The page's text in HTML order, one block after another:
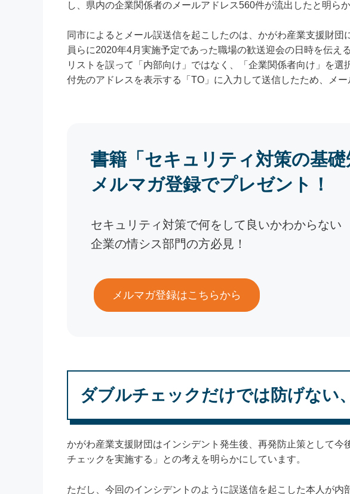
し、県内の企業関係者のメールアドレス560件が流出したと明らか
同市によるとメール誤送信を起こしたのは、かがわ産業支援財
員らに2020年4月実施予定であった職場の歓送迎会の日時を伝え
リストを誤って「内部向け」ではなく、「企業関係者向け」を
付先のアドレスを表示する「TO」に入力して送信したため、メ
書籍「セキュリティ対策の基礎
メルマガ登録でプレゼント！
セキュリティ対策で何をして良いかわからない
企業の情シス部門の方必見！
メルマガ登録はこちらから
ダブルチェックだけでは防げない
かがわ産業支援財団はインシデント発生後、再発防止策として
チェックを実施する」との考えを明らかにしています。
ただし、今回のインシデントのように誤送信を起こした本人が内